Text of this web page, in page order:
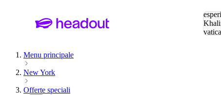
Menu principale
New York
Offerte speciali